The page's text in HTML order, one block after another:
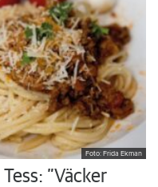
Foto: Frida Ekman
”Väcker